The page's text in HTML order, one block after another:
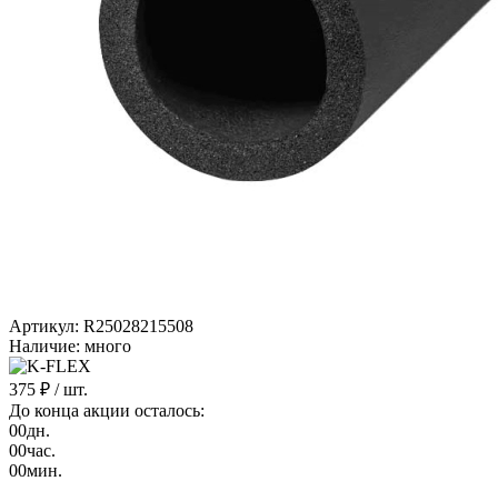
Артикул: R25028215508
Наличие: много
375 ₽ / шт.
До конца акции осталось:
00дн.
00час.
00мин.